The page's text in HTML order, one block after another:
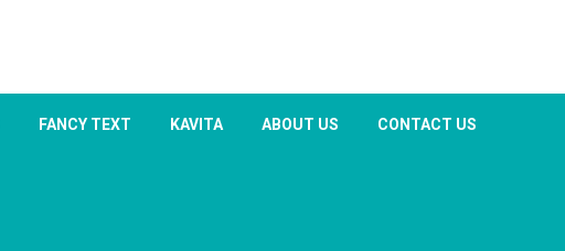
FANCY TEXT KAVITA ABOUT US CONTACT US